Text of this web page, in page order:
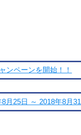
ンペーンを開始！！
月25日 ～ 2018年8月